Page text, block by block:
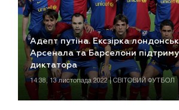
Адепт путіна. Ексзірка
Арсенала та Барселони
диктатора
14:38, 13 листопада 2022 | СВІТОВИЙ ФУТБОЛ